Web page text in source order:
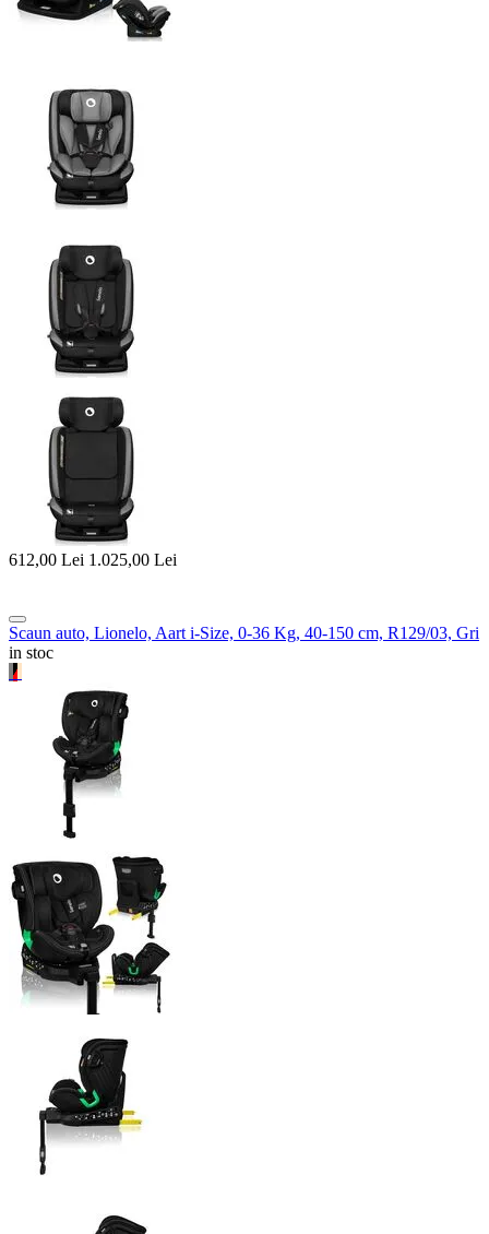
612,00 Lei 1.025,00 Lei
Scaun auto, Lionelo, Aart i-Size, 0-36 Kg, 40-150 cm, R129/03, Gri
in stoc